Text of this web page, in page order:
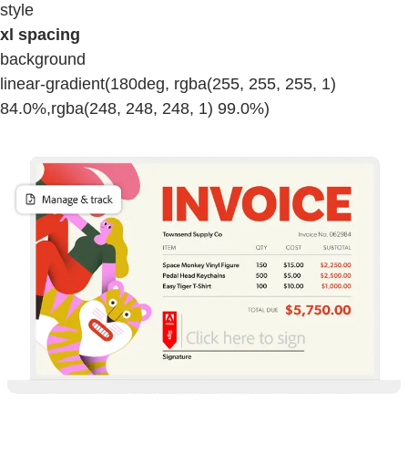
style
xl spacing
background
linear-gradient(180deg, rgba(255, 255, 255, 1)
84.0%,rgba(248, 248, 248, 1) 99.0%)